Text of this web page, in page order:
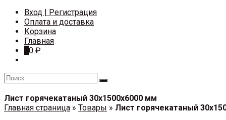
Вход | Регистрация
Оплата и доставка
Корзина
Главная
0 ₽
Лист горячекатаный 30х1500х6000 мм
Главная страница » Товары » Лист горячекатаный